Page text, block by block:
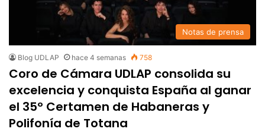
Notas de prensa
Blog UDLAP hace 4 semanas 758
Coro de Cámara UDLAP consolida su
excelencia y conquista España al ganar
el 35º Certamen de Habaneras y
Polifonía de Totana